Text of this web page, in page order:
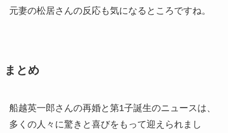
元妻の松居さんの反応も気になるところですね。
まとめ
船越英一郎さんの再婚と第1子誕生のニュースは、
多くの人々に驚きと喜びをもって迎えられまし